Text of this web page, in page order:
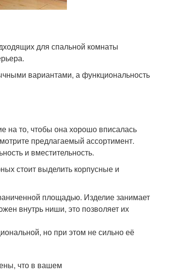
для спальной комнаты
вариантами, а функциональность
на то, чтобы она хорошо вписалась
предлагаемый ассортимент.
и вместительность.
стоит выделить корпусные и
площадью. Изделие занимает
внутрь ниши, это позволяет их
но при этом не сильно её
что в вашем